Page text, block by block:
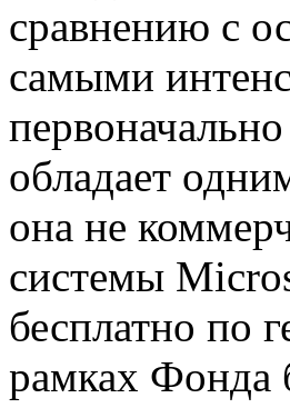
сравнению с
самыми
обладает
она не
системы
бесплатно по
рамках Фонда